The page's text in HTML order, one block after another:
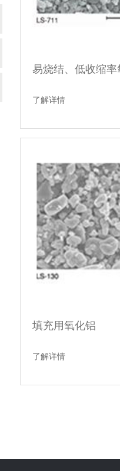
易烧结、低收缩率
了解详情
填充用氧化铝
了解详情